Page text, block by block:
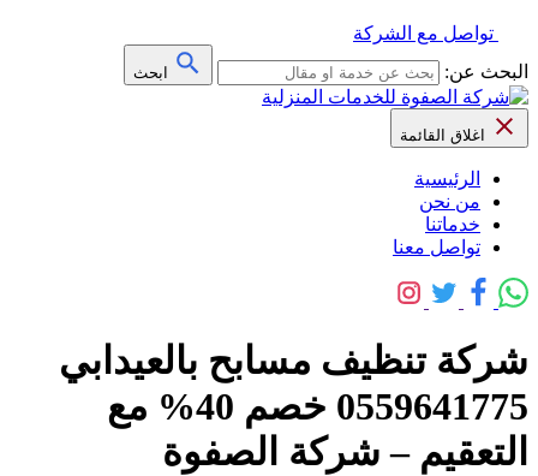
تواصل مع الشركة
البحث عن:
ابحث
اغلاق القائمة
الرئيسية
من نحن
خدماتنا
تواصل معنا
شركة تنظيف مسابح بالعيدابي
0559641775 خصم 40% مع
التعقيم – شركة الصفوة